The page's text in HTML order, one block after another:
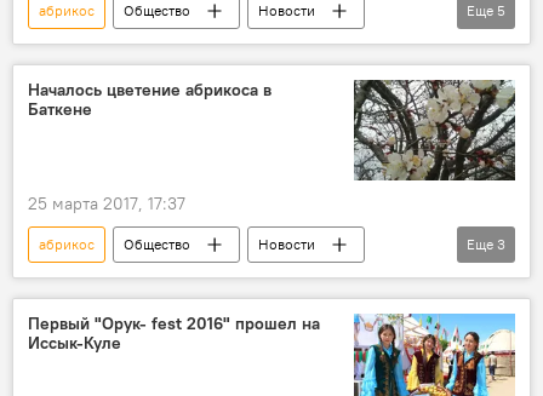
абрикос Общество
Новости
видео
Кыргызстан
Мультимедиа
Баткенская область
цветение
Еще 5
Началось цветение абрикоса в
Баткене
25 марта 2017, 17:37
абрикос Общество
Новости
Кыргызстан
Баткенская область
Еще 3
Первый "Орук- fest 2016" прошел на
Иссык-Куле